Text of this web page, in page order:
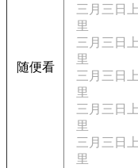
随便看
三月三日
里
三月三日
里
三月三日
里
三月三日
里
三月三日
里